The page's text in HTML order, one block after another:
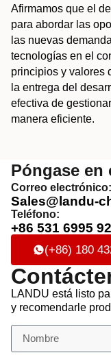
Afirmamos que el
para abordar las
las nuevas
tecnologías en el
principios y valores
la entrega del
efectiva de
manera eficiente.
Póngase en
Correo electrónico:
Sales@landu-
Teléfono:
+86 531 6995
(+86) 180
LANDU está listo
y recomendarle